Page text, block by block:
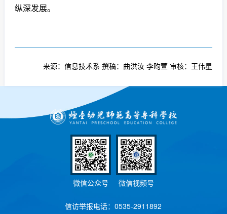
纵深发展。
来源：信息技术系 撰稿：曲洪汝 李昀萱 审核：王伟星
微信公众号 微信视频号
信访举报电话：0535-2911892